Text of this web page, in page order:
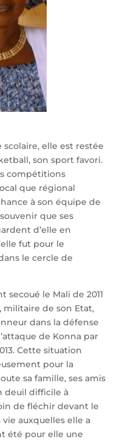
elle est restée
son sport favori.
compétitions
que régional
à son équipe de
que ses
d’elle en
fut pour le
le cercle de
secoué le Mali de 2011
militaire de son Etat,
dans la défense
de Konna par
Cette situation
pour la
sa famille, ses amis
deuil difficile à
de fléchir devant le
auxquelles elle a
été pour elle une